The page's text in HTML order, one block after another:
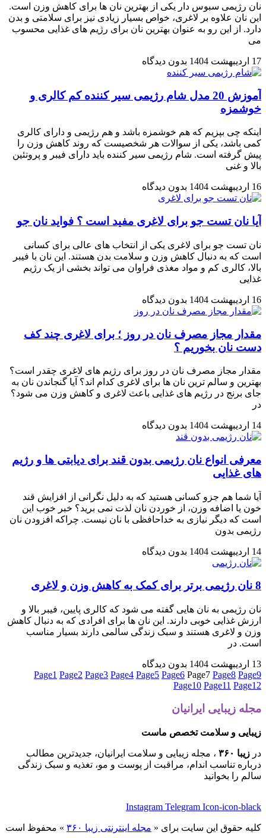
نان رژیمی سبوس دار یکی از بهترین نان ها برای کاهش وزن است.
این نان علاوه بر لاغری، خواص بسیار زیادی نیز برای سلامتی و بدن
دارد. از این رو به عنوان بهترین نان برای رژیم های غذایی محسوب
می
17 اردیبهشت 1404 بدون دیدگاه
آموزش 20 مدل شام رژیمی سیر کننده کم کالری و
خوشمزه
اینکه چی بپزیم که هم خوشمزه باشد و هم رژیمی و دارای کالری
کمی باشد، یکی از سوالات هر شخصیست که روند کاهش وزن را
پیش گرفته است. شام رژیمی سیر کننده باید دارای فیبر و پروتئین
بالا و غنی
16 اردیبهشت 1404 بدون دیدگاه
آیا نان تست جو برای لاغری مفید است ؟ فواید نان جو
نان تست جو برای لاغری یکی از انتخاب های عالی برای کسانی
است که به دنبال کاهش وزن و سلامت بدن هستند. این نان با فیبر
بالا، کالری کم و مواد مغذی فراوان می تواند بخشی از یک رژیم
غذایی
16 اردیبهشت 1404 بدون دیدگاه
مقدار مجاز مصرف نان در روز ؛ برای لاغری چند کف
دست نان بخوریم ؟
مقدار مجاز مصرف نان در روز برای رژیم های لاغری چقدر است؟
بهترین و سالم ترین نان ها برای لاغری کدام اند؟ آیا گنجاندن نان به
جای برنج در رژیم های غذایی باعث لاغری و کاهش وزن می شود؟
در
14 اردیبهشت 1404 بدون دیدگاه
معرفی انواع نان رژیمی بدون قند برای دیابتی ها و رژیم
های غذایی
آیا شما هم جزو کسانی هستید که به دلیل نگرانی از افزایش قند
خون یا اضافه وزن، از خوردن نان لذت نمی برید؟ خبر خوب این
است که دیگر نیازی به خداحافظی با نان نیست. چراکه افزودن نان
رژیمی بدون
14 اردیبهشت 1404 بدون دیدگاه
8 نان رژیمی برتر برای کمک به کاهش وزن و لاغری
نان رژیمی به نان هایی گفته می شود که کالری پایین، فیبر بالا و
ارزش غذایی خوبی دارند. این نان ها برای افرادی که به دنبال کاهش
وزن و لاغری هستند و سبک زندگی سالمی دارند بسیار مناسب
است. در
13 اردیبهشت 1404
بدون دیدگاه
Page1 Page2 Page3 Page4 Page5 Page6 Page7 Page8 Page9
Page10 Page11 Page12
مجله زیبایی ایرانیان
زیبایی و سلامت تخصص ماست
در زیبا ۳۶۰
، مجله زیبایی و سلامت ایرانیان، جدیدترین مطالب
درباره تناسب اندام، مراقبت از پوست و مو، تغذیه و سبک زندگی
سالم را بخوانید
Instagram Telegram Icon-icon-black
کلیه حقوق این سایت برای « مجله اینترنتی زیبا ۳۶۰ » محفوظ است